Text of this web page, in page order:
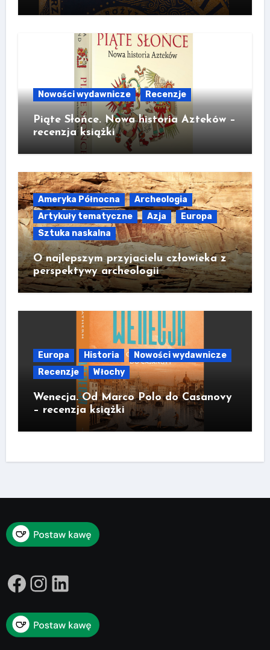
Nowości wydawnicze Recenzje
Piąte Słońce. Nowa historia Azteków –
recenzja książki
Ameryka Północna
Archeologia
Artykuły tematyczne
Azja
Europa
Sztuka naskalna
O najlepszym przyjacielu człowieka z
perspektywy archeologii
Europa Historia
Nowości wydawnicze
Recenzje
Włochy
Wenecja. Od Marco Polo do Casanovy
– recenzja książki
Facebook
Instagram
LinkedIn